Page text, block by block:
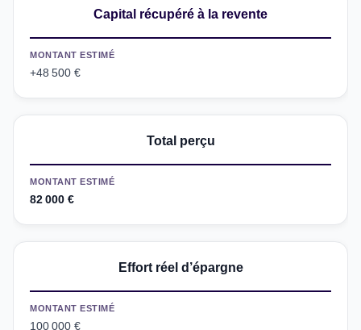
Capital récupéré à la revente
MONTANT ESTIMÉ
+48 500 €
Total perçu
MONTANT ESTIMÉ
82 000 €
Effort réel d’épargne
MONTANT ESTIMÉ
100 000 €